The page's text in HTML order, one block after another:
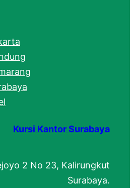
Kursi Kantor Surabaya
2 No 23, Kalirungkut
Surabaya.